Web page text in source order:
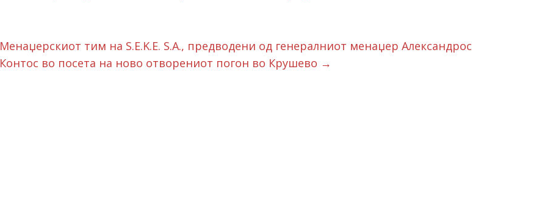
Менаџерскиот тим на S.E.K.E. S.A., предводени од генералниот менаџер Александрос
Контос во посета на ново отворениот погон во Крушево →